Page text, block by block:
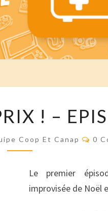
À
PRIX
!
EPISODE
! –
Coop Et Canap 0
Le premier
improvisée de Noël